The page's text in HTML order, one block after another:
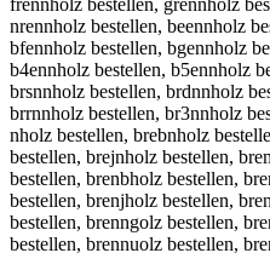
frennholz bestellen, grennholz
nrennholz bestellen, beennholz
bfennholz bestellen, bgennholz
b4ennholz bestellen, b5ennholz
brsnnholz bestellen, brdnnholz
brrnnholz bestellen, br3nnholz
nholz bestellen, brebnholz
bestellen, brejnholz bestellen,
bestellen, brenbholz bestellen,
bestellen, brenjholz bestellen,
bestellen, brenngolz bestellen,
bestellen, brennuolz bestellen,